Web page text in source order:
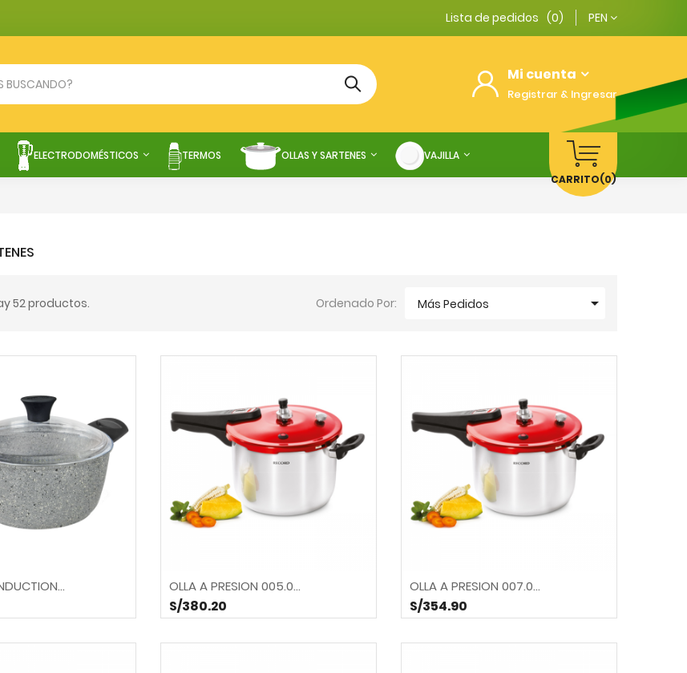
PEN
Lista de pedidos (0)
Mi cuenta
Registrar & Ingresar
ELECTRODOMÉSTICOS TERMOS OLLAS Y SARTENES
VAJILLA
CARRITO(0)
52 productos. Más Pedidos 
Ordenado Por:
OLLA A PRESION 005.0...
S/380.20
OLLA A PRESION 007.0...
S/354.90